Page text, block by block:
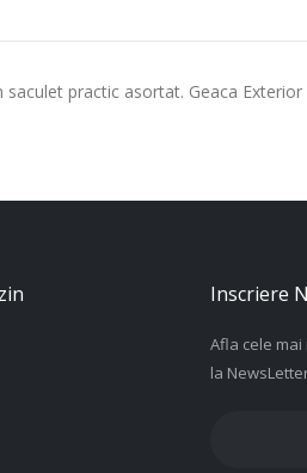
practic asortat. Geaca
Inscriere
Afla cele
la